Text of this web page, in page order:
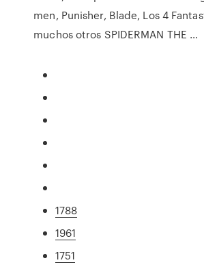
men, Punisher, Blade, Los 4
muchos otros SPIDERMAN THE …
1788
1961
1751